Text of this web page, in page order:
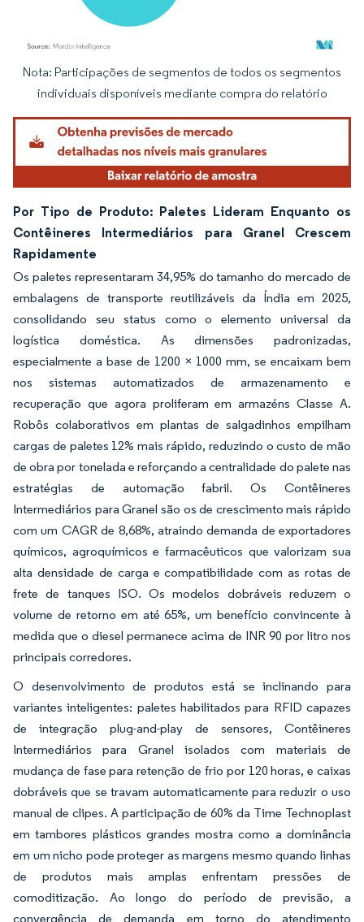
Imagem © Mordor Intelligence. O reuso requer atribuição conforme CC BY 4.0.
Nota: Participações de segmentos de todos os segmentos
individuais disponíveis mediante compra do relatório
Por Tipo de Produto: Paletes Lideram Enquanto os
Contêineres Intermediários para Granel Crescem
Rapidamente
Os paletes representaram 34,95% do tamanho do mercado de
embalagens de transporte reutilizáveis da Índia em 2025,
consolidando seu status como o elemento universal da
logística doméstica. As dimensões padronizadas,
especialmente a base de 1200 × 1000 mm, se encaixam bem
nos sistemas automatizados de armazenamento e
recuperação que agora proliferam em armazéns Classe A.
Robôs colaborativos em plantas de salgadinhos empilham
cargas de paletes 12% mais rápido, reduzindo o custo de mão
de obra por tonelada e reforçando a centralidade do palete nas
estratégias de automação fabril. Os Contêineres
Intermediários para Granel são os de crescimento mais rápido
com um CAGR de 8,68%, atraindo demanda de exportadores
químicos, agroquímicos e farmacêuticos que valorizam sua
alta densidade de carga e compatibilidade com as rotas de
frete de tanques ISO. Os modelos dobráveis reduzem o
volume de retorno em até 65%, um benefício convincente à
medida que o diesel permanece acima de INR 90 por litro nos
principais corredores.
O desenvolvimento de produtos está se inclinando para
variantes inteligentes: paletes habilitados para RFID capazes
de integração plug-and-play de sensores, Contêineres
Intermediários para Granel isolados com materiais de
mudança de fase para retenção de frio por 120 horas, e caixas
dobráveis que se travam automaticamente para reduzir o uso
manual de clipes. A participação de 60% da Time Technoplast
em tambores plásticos grandes mostra como a dominância
em um nicho pode proteger as margens mesmo quando linhas
de produtos mais amplas enfrentam pressões de
comoditização. Ao longo do período de previsão, a
convergência de demanda em torno do atendimento